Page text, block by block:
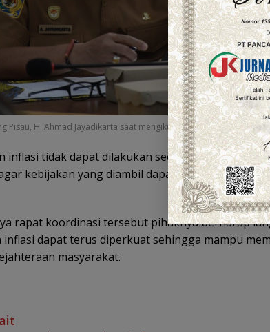
Pisau, H. Ahmad Jayadikarta saat mengikuti rapat.
inflasi tidak dapat dilakukan secara parsial,
kebijakan yang diambil dapat berjalan efektif
rapat koordinasi tersebut pihaknya berharap
inflasi dapat terus diperkuat sehingga mampu
masyarakat.